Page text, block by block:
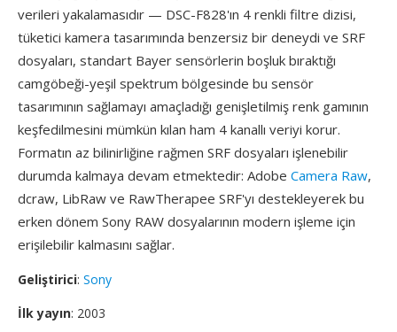
verileri yakalamasıdır — DSC-F828'ın 4 renkli filtre dizisi,
tüketici kamera tasarımında benzersiz bir deneydi ve SRF
dosyaları, standart Bayer sensörlerin boşluk bıraktığı
camgöbeği-yeşil spektrum bölgesinde bu sensör
tasarımının sağlamayı amaçladığı genişletilmiş renk gamının
keşfedilmesini mümkün kılan ham 4 kanallı veriyi korur.
Formatın az bilinirliğine rağmen SRF dosyaları işlenebilir
durumda kalmaya devam etmektedir: Adobe Camera Raw,
dcraw, LibRaw ve RawTherapee SRF'yı destekleyerek bu
erken dönem Sony RAW dosyalarının modern işleme için
erişilebilir kalmasını sağlar.
Geliştirici: Sony
İlk yayın: 2003